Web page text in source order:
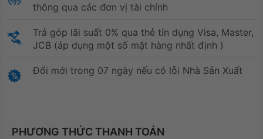
thông qua các đơn vị tài chính
Trả góp lãi suất 0% qua thẻ tín dụng Visa, Master,
JCB (áp dụng một số mặt hàng nhất định )
Đổi mới trong 07 ngày nếu có lỗi Nhà Sản Xuất
PHƯƠNG THỨC THANH TOÁN